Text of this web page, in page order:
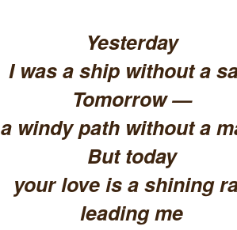
Yesterday
I was a ship without a
Tomorrow —
a windy path without a
But today
your love is a shining
leading me